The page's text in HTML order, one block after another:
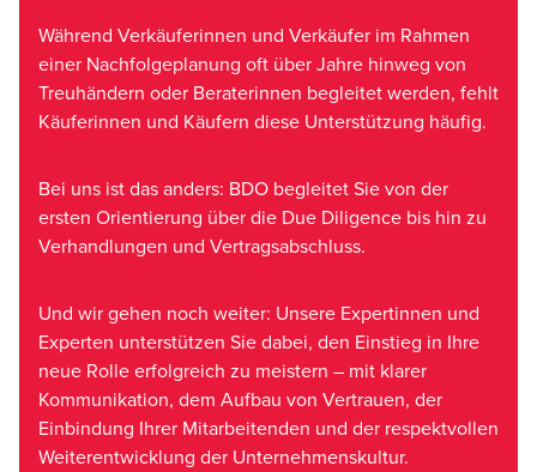
Während Verkäuferinnen und Verkäufer im Rahmen
einer Nachfolgeplanung oft über Jahre hinweg von
Treuhändern oder Beraterinnen begleitet werden, fehlt
Käuferinnen und Käufern diese Unterstützung häufig.
Bei uns ist das anders: BDO begleitet Sie von der
ersten Orientierung über die Due Diligence bis hin zu
Verhandlungen und Vertragsabschluss.
Und wir gehen noch weiter: Unsere Expertinnen und
Experten unterstützen Sie dabei, den Einstieg in Ihre
neue Rolle erfolgreich zu meistern – mit klarer
Kommunikation, dem Aufbau von Vertrauen, der
Einbindung Ihrer Mitarbeitenden und der respektvollen
Weiterentwicklung der Unternehmenskultur.